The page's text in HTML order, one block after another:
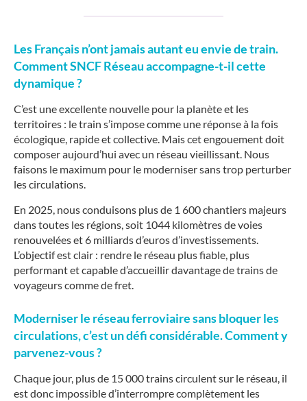
Les Français n’ont jamais autant eu envie de train.
Comment SNCF Réseau accompagne-t-il cette
dynamique ?
C’est une excellente nouvelle pour la planète et les
territoires : le train s’impose comme une réponse à la fois
écologique, rapide et collective. Mais cet engouement doit
composer aujourd’hui avec un réseau vieillissant. Nous
faisons le maximum pour le moderniser sans trop perturber
les circulations.
En 2025, nous conduisons plus de 1 600 chantiers majeurs
dans toutes les régions, soit 1044 kilomètres de voies
renouvelées et 6 milliards d’euros d’investissements.
L’objectif est clair : rendre le réseau plus fiable, plus
performant et capable d’accueillir davantage de trains de
voyageurs comme de fret.
Moderniser le réseau ferroviaire sans bloquer les
circulations, c’est un défi considérable. Comment y
parvenez-vous ?
Chaque jour, plus de 15 000 trains circulent sur le réseau, il
est donc impossible d’interrompre complètement les